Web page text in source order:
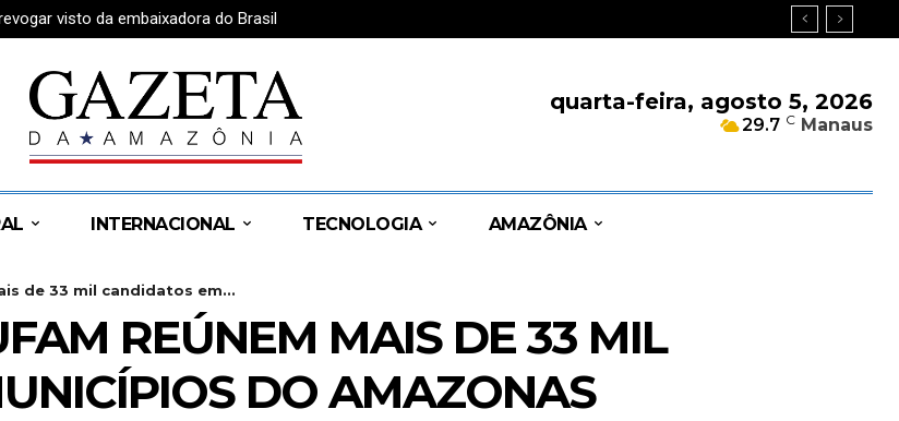
visto da embaixadora do Brasil
quarta-feira, agosto 5, 2026
29.7 C Manaus
INTERNACIONAL TECNOLOGIA AMAZÔNIA
de 33 mil candidatos em...
REÚNEM MAIS DE 33 MIL
DO AMAZONAS